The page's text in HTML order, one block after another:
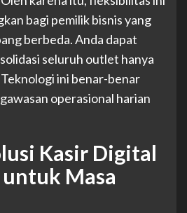
bagi pemilik bisnis yang
berbeda. Anda dapat
seluruh outlet hanya
Teknologi ini benar-benar
operasional harian
Kasir Digital
Masa